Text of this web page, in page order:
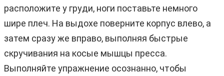
расположите у груди, ноги поставьте немного
шире плеч. На выдохе поверните корпус влево, а
затем сразу же вправо, выполняя быстрые
скручивания на косые мышцы пресса.
Выполняйте упражнение осознанно, чтобы